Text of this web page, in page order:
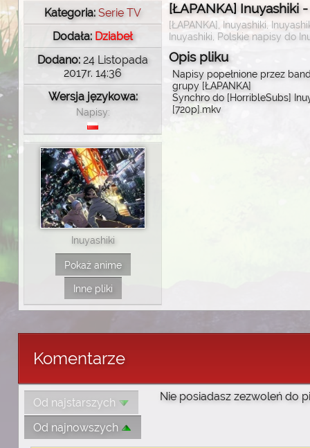
Kategoria: Serie TV
Dodała: Dziabeł
Dodano: 24 Listopada
2017r. 14:36
Wersja językowa:
Napisy:
Inuyashiki
Pokaż anime
Inne pliki
[ŁAPANKA] Inuyashiki
[ŁAPANKA], Inuyashiki,
Inuyashiki, Polskie napisy do
Opis pliku
Napisy popełnione przez
grupy [ŁAPANKA]
Synchro do [HorribleSubs]
[720p].mkv
Komentarze
Nie posiadasz zezwoleń do
Od najstarszych
Od najnowszych